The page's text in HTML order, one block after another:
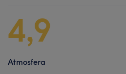
4,9
Atmosfera